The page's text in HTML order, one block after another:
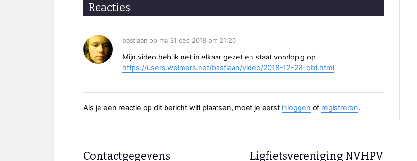
Reacties
bastiaan op ma 31 dec 2018 om 21:20
Mijn video heb ik net in elkaar gezet en staat voorlopig op
https://users.welmers.net/bastiaan/video/2018-12-28-obt.html
Als je een reactie op dit bericht wilt plaatsen, moet je eerst inloggen of registreren.
Contactgegevens Ligfietsvereniging NVHPV